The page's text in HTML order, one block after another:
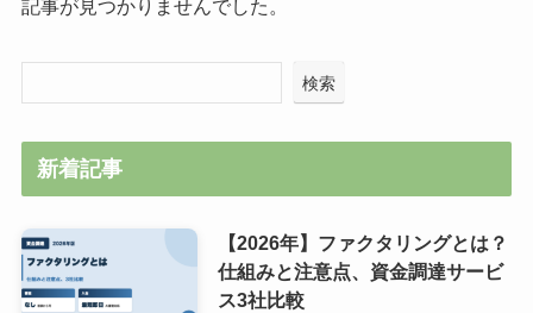
記事が見つかりませんでした。
検索
新着記事
【2026年】ファクタリングとは？
仕組みと注意点、資金調達サービ
ス3社比較